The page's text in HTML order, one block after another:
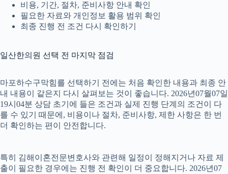
비용, 기간, 절차, 준비사항 안내 확인
필요한 자료와 개인정보 활용 범위 확인
최종 진행 전 조건 다시 확인하기
일산한의원 선택 전 마지막 점검
마포하수구막힘를 선택하기 전에는 처음 확인한 내용과 최종 안
내 내용이 같은지 다시 살펴보는 것이 좋습니다. 2026년07월07일
19시04분 상담 초기에 들은 조건과 실제 진행 단계의 조건이 다
를 수 있기 때문에, 비용이나 절차, 준비사항, 제한 사항은 한 번
더 확인하는 편이 안전합니다.
특히 김해이혼전문변호사와 관련해 일정이 정해지거나 자료 제
출이 필요한 경우에는 진행 전 확인이 더 중요합니다. 2026년07